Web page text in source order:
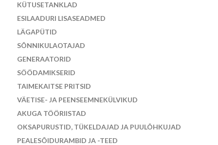
KÜTUSETANKLAD
ESILAADURI LISASEADMED
LÄGAPÜTID
SÕNNIKULAOTAJAD
GENERAATORID
SÖÖDAMIKSERID
TAIMEKAITSE PRITSID
VÄETISE- JA PEENSEEMNEKÜLVIKUD
AKUGA TÖÖRIISTAD
OKSAPURUSTID, TÜKELDAJAD JA PUULÕHKUJAD
PEALESÕIDURAMBID JA -TEED